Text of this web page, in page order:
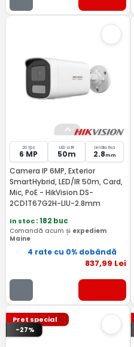
20 fps
6 MP
LED si IR
50m
lentila fixa
2.8mm
Camera IP 6MP, Exterior
SmartHybrid, LED/IR 50m, Card,
Mic, PoE - HikVision DS-
2CD1T67G2H-LIU-2.8mm
In stoc: 182 buc
Comandă acum și expediem
Maine
4 rate cu 0% dobândă
837,99 Lei
Pret special
-27%